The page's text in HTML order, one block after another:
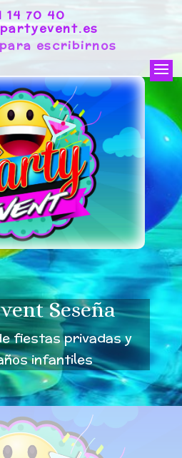
14 70 40
escribirnos
Seseña
fiestas privadas y
infantiles